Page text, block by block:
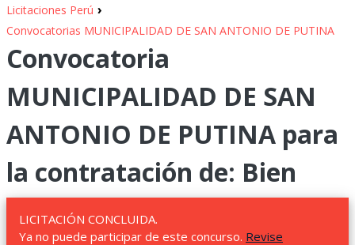
Licitaciones Perú ›
Convocatorias MUNICIPALIDAD DE SAN ANTONIO DE PUTINA
Convocatoria
MUNICIPALIDAD DE SAN
ANTONIO DE PUTINA para
la contratación de: Bien
LICITACIÓN CONCLUIDA.
Ya no puede participar de este concurso. Revise